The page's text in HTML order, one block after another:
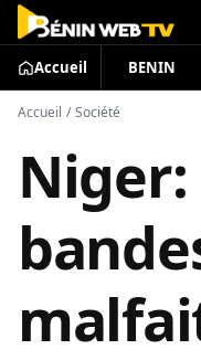
Accueil BENIN
Accueil / Société